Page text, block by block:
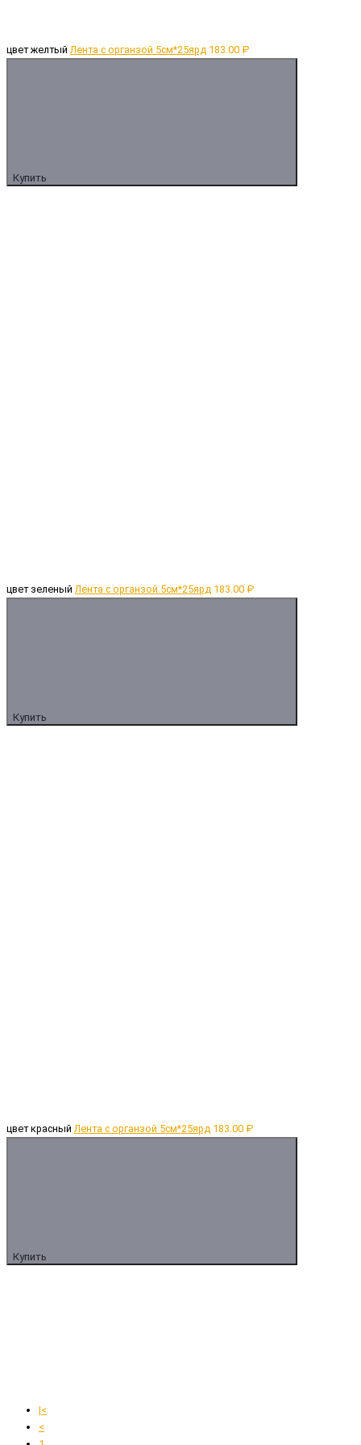
цвет желтый Лента с органзой 5см*25ярд 183.00 ₽
Купить
цвет зеленый Лента с органзой 5см*25ярд 183.00 ₽
Купить
цвет красный Лента с органзой 5см*25ярд 183.00 ₽
Купить
|<
<